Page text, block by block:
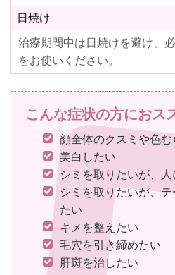
日焼け
治療期間中は日焼けを避け、
をお使いください。
こんな症状の方におス
顔全体のクスミや色
美白したい
シミを取りたいが、
シミを取りたいが、
たい
キメを整えたい
毛穴を引き締めたい
肝斑を治したい